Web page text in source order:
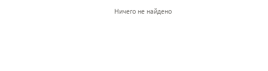
Ничего не найдено